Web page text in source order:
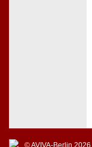
© AVIVA-Berlin 2026